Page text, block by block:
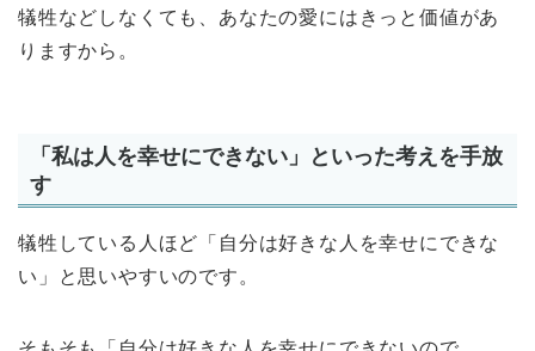
犠牲などしなくても、あなたの愛にはきっと価値があ
りますから。
「私は人を幸せにできない」といった考えを手放
す
犠牲している人ほど「自分は好きな人を幸せにできな
い」と思いやすいのです。